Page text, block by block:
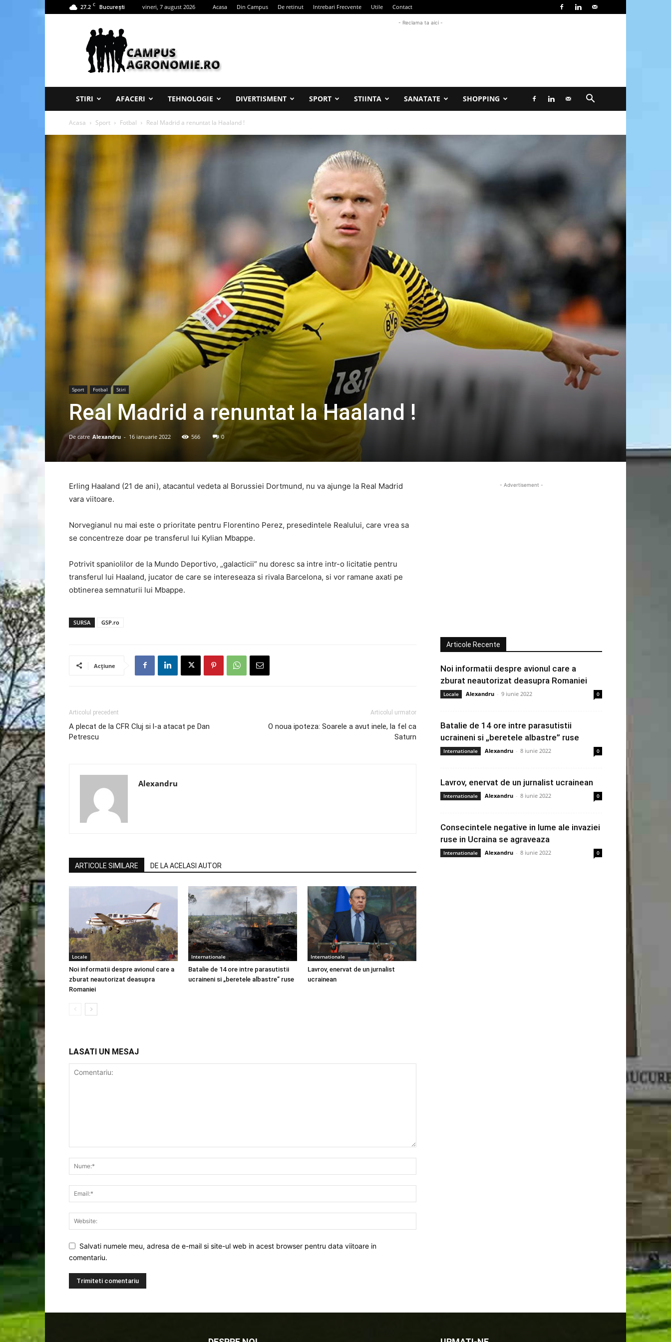
27.2 C București vineri, 7 august 2026 Acasa Din Campus De retinut Intrebari Frecvente Utile Contact
Campus
Agronomie
- Reclama ta aici -
STIRI AFACERI TEHNOLOGIE DIVERTISMENT SPORT STIINTA SANATATE SHOPPING
Acasa Sport Fotbal Real Madrid a renuntat la Haaland !
Sport Fotbal Stiri
Real Madrid a renuntat la Haaland !
De catre Alexandru - 16 ianuarie 2022 566 0
Erling Haaland (21 de ani), atacantul vedeta al Borussiei Dortmund, nu va ajunge la Real Madrid
vara viitoare.
Norvegianul nu mai este o prioritate pentru Florentino Perez, presedintele Realului, care vrea sa
se concentreze doar pe transferul lui Kylian Mbappe.
Potrivit spaniolilor de la Mundo Deportivo, „galacticii” nu doresc sa intre intr-o licitatie pentru
transferul lui Haaland, jucator de care se intereseaza si rivala Barcelona, si vor ramane axati pe
obtinerea semnaturii lui Mbappe.
SURSA GSP.ro
Acțiune
Articolul precedent
A plecat de la CFR Cluj si l-a atacat pe Dan
Petrescu
Articolul urmator
O noua ipoteza: Soarele a avut inele, la fel ca
Saturn
Alexandru
ARTICOLE SIMILARE DE LA ACELASI AUTOR
Locale
Noi informatii despre avionul care a
zburat neautorizat deasupra
Romaniei
Internationale
Batalie de 14 ore intre parasutistii
ucraineni si „beretele albastre” ruse
Internationale
Lavrov, enervat de un jurnalist
ucrainean
LASATI UN MESAJ
Salvati numele meu, adresa de e-mail si site-ul web in acest browser pentru data viitoare in
comentariu.
- Advertisement -
Articole Recente
Noi informatii despre avionul care a
zburat neautorizat deasupra Romaniei
Locale Alexandru - 9 iunie 2022 0
Batalie de 14 ore intre parasutistii
ucraineni si „beretele albastre” ruse
Internationale Alexandru - 8 iunie 2022 0
Lavrov, enervat de un jurnalist ucrainean
Internationale Alexandru - 8 iunie 2022 0
Consecintele negative in lume ale invaziei
ruse in Ucraina se agraveaza
Internationale Alexandru - 8 iunie 2022 0